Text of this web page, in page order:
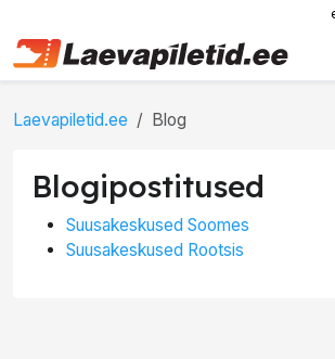
Laevapiletid.ee Blog
Blogipostitused
Suusakeskused Soomes
Suusakeskused Rootsis